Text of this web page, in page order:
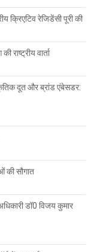
क्रिएटिव रेजिडेंसी पूरी की
राष्ट्रीय वार्ता
दूत और ब्रांड एंबेसडर:
की सौगात
डॉ0 विजय कुमार